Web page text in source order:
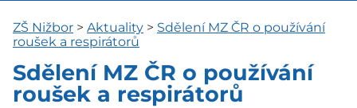
ZŠ Nižbor > Aktuality > Sdělení MZ ČR o používání
roušek a respirátorů
Sdělení MZ ČR o používání
roušek a respirátorů